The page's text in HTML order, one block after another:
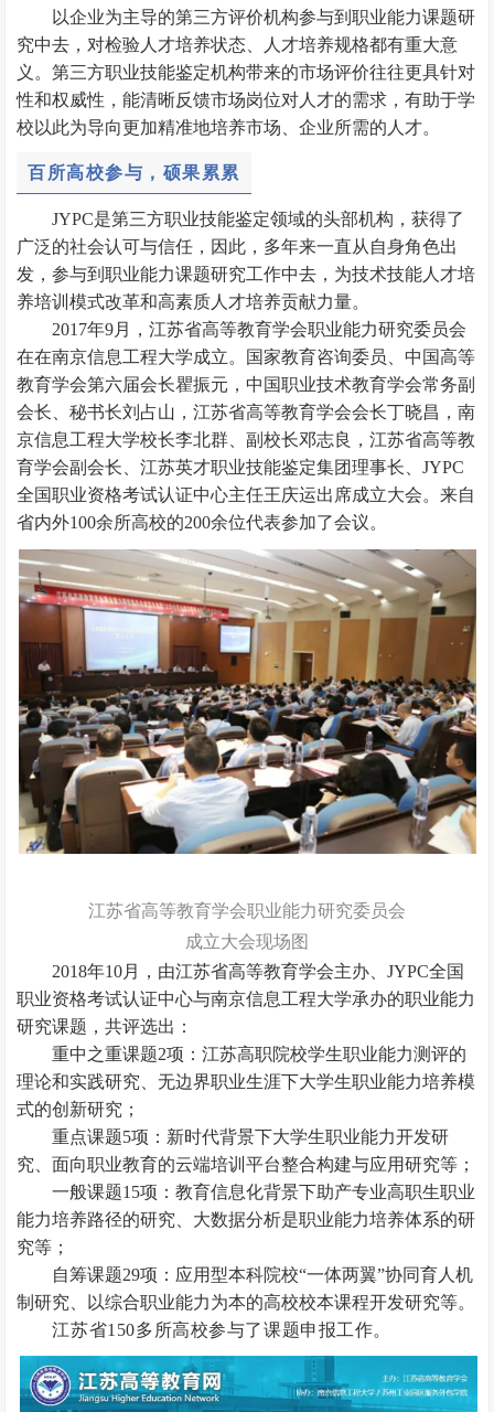
以企业为主导的第三方评价机构参与到职业能力课题研
究中去，对检验人才培养状态、人才培养规格都有重大意
义。第三方职业技能鉴定机构带来的市场评价往往更具针对
性和权威性，能清晰反馈市场岗位对人才的需求，有助于学
校以此为导向更加精准地培养市场、企业所需的人才。
百所高校参与，硕果累累
JYPC是第三方职业技能鉴定领域的头部机构，获得了
广泛的社会认可与信任，因此，多年来一直从自身角色出
发，参与到职业能力课题研究工作中去，为技术技能人才培
养培训模式改革和高素质人才培养贡献力量。
2017年9月，江苏省高等教育学会职业能力研究委员会
在在南京信息工程大学成立。国家教育咨询委员、中国高等
教育学会第六届会长瞿振元，中国职业技术教育学会常务副
会长、秘书长刘占山，江苏省高等教育学会会长丁晓昌，南
京信息工程大学校长李北群、副校长邓志良，江苏省高等教
育学会副会长、江苏英才职业技能鉴定集团理事长、JYPC
全国职业资格考试认证中心主任王庆运出席成立大会。来自
省内外100余所高校的200余位代表参加了会议。
江苏省高等教育学会职业能力研究委员会
成立大会现场图
2018年10月，由江苏省高等教育学会主办、JYPC全国
职业资格考试认证中心与南京信息工程大学承办的职业能力
研究课题，共评选出：
重中之重课题2项：江苏高职院校学生职业能力测评的
理论和实践研究、无边界职业生涯下大学生职业能力培养模
式的创新研究；
重点课题5项：新时代背景下大学生职业能力开发研
究、面向职业教育的云端培训平台整合构建与应用研究等；
一般课题15项：教育信息化背景下助产专业高职生职业
能力培养路径的研究、大数据分析是职业能力培养体系的研
究等；
自筹课题29项：应用型本科院校“一体两翼”协同育人机
制研究、以综合职业能力为本的高校校本课程开发研究等。
江苏省150多所高校参与了课题申报工作。